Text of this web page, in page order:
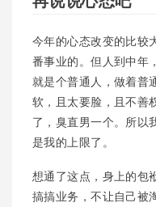
今年的心态改变的比较
番事业的。但人到中年
就是个普通人，做着普
软，且太要脸，且不善
了，臭直男一个。所以
是我的上限了。
想通了这点，身上的包
搞搞业务，不让自己被